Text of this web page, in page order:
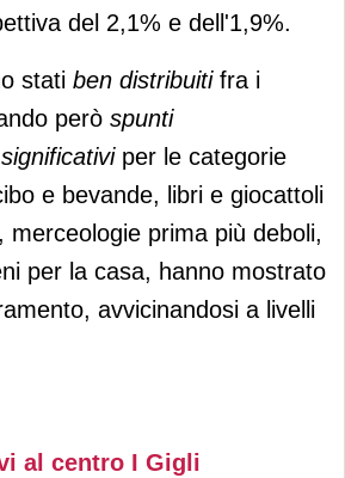
del 2,1% e dell'1,9%.
stati ben distribuiti fra i
però spunti
per le categorie
e bevande, libri e giocattoli
merceologie prima più deboli,
per la casa, hanno mostrato
avvicinandosi a livelli
al centro I Gigli